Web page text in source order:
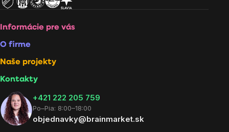
Informácie pre vás
O firme
Naše projekty
Kontakty
+421 222 205 759
Po–Pia: 8:00–18:00
objednavky@brainmarket.sk